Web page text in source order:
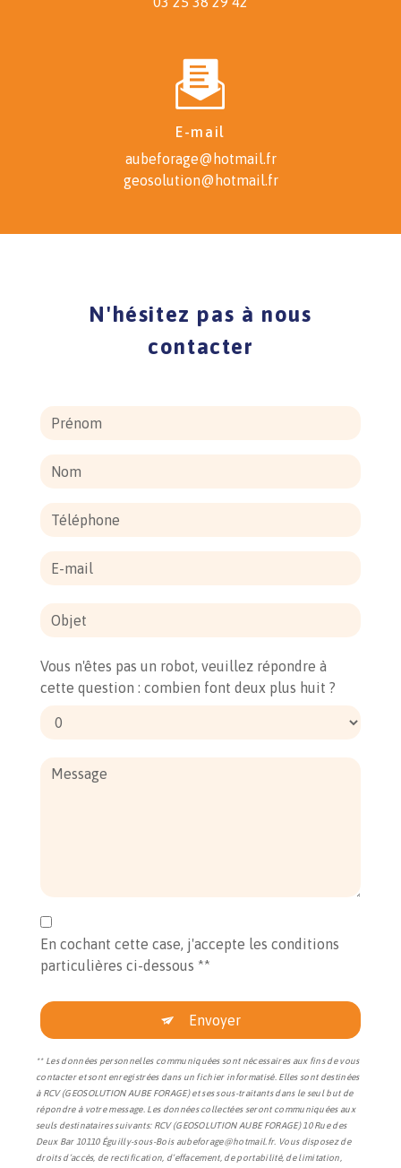
E-mail
aubeforage@hotmail.fr
geosolution@hotmail.fr
N'hésitez pas à nous
contacter
Vous n'êtes pas un robot, veuillez répondre à
cette question : combien font deux plus huit ?
En cochant cette case, j'accepte les conditions
particulières ci-dessous **
Envoyer
** Les données personnelles communiquées sont nécessaires aux fins de vous
contacter et sont enregistrées dans un fichier informatisé. Elles sont destinées
à RCV (GEOSOLUTION AUBE FORAGE) et ses sous-traitants dans le seul but de
répondre à votre message. Les données collectées seront communiquées aux
seuls destinataires suivants: RCV (GEOSOLUTION AUBE FORAGE) 10 Rue des
Deux Bar 10110 Éguilly-sous-Bois aubeforage@hotmail.fr. Vous disposez de
droits d’accès, de rectification, d’effacement, de portabilité, de limitation,